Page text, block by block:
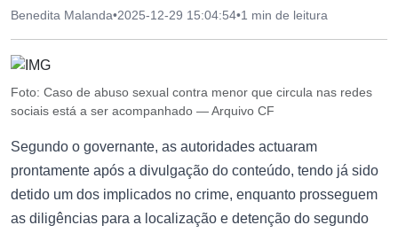
Benedita Malanda•2025-12-29 15:04:54•1 min de leitura
Foto: Caso de abuso sexual contra menor que circula nas redes
sociais está a ser acompanhado — Arquivo CF
Segundo o governante, as autoridades actuaram
prontamente após a divulgação do conteúdo, tendo já sido
detido um dos implicados no crime, enquanto prosseguem
as diligências para a localização e detenção do segundo